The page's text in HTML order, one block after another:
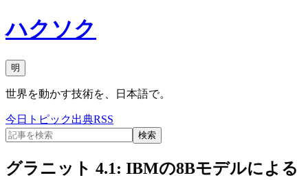
ハクソク
明
世界を動かす技術を、日本語で。
今日 トピック出典RSS
検索
グラニット 4.1: IBMの8Bモデルによる